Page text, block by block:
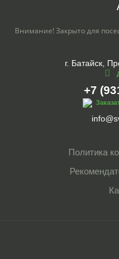
Внимание! Закрыто для
г. Батайск,
+7
Политика